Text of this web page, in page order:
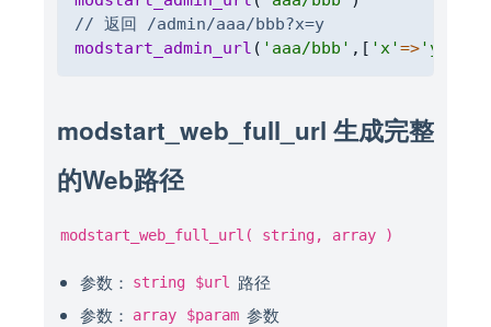
// 返回 /admin/aaa/bbb?x=y
modstart_admin_url ( 'aaa/bbb' , [ 'x'=>'y'
modstart_web_full_url 生成完整
的Web路径
modstart_web_full_url( string, array )
参数： string $url 路径
参数：
array $param 参数